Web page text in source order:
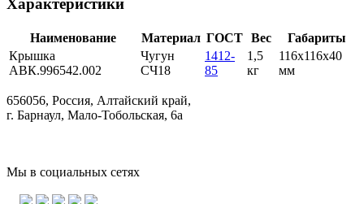
Характеристики
Наименование Материал ГОСТ Вес
Габариты
Крышка
АВК.996542.002
Чугун
СЧ18
1412-
85
1,5
кг
116х116х40
мм
656056, Россия, Алтайский край,
г. Барнаул, Мало-Тобольская, 6а
Мы в социальных сетях